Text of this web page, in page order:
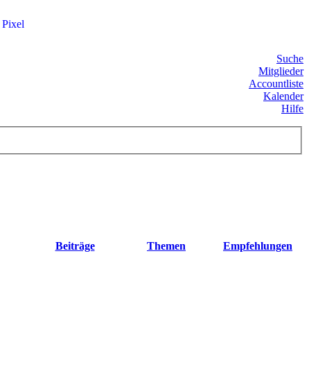
Pixel
Suche
Mitglieder
Accountliste
Kalender
Hilfe
Beiträge Themen Empfehlungen